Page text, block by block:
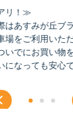
リ！≫
はあすみが丘ブ
場をご利用いた
いでにお買い物
になっても安心で